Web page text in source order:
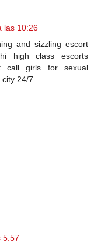
las 10:26
and sizzling escort
high class escorts
call girls for sexual
24/7
5:57